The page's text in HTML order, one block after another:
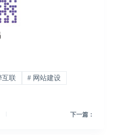
联 # 网站建设
下一篇：